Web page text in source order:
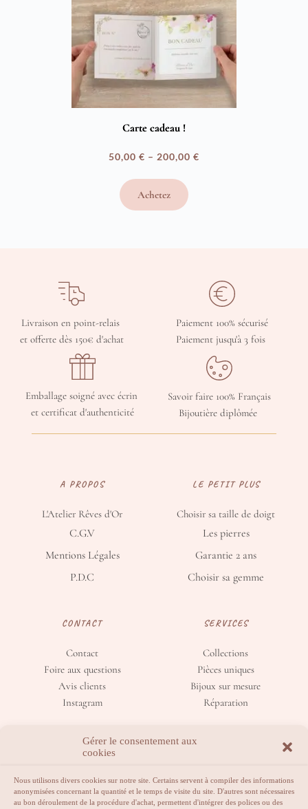
Gérer le consentement aux
cookies
Nous utilisons divers cookies sur notre site. Certains servent à compiler des informations
anonymisées concernant la quantité et le temps de visite du site. D'autres sont nécessaires
au bon déroulement de la procédure d'achat, permettent d'intégrer des polices ou des
Carte cadeau !
50,00 € – 200,00 €
Plage
prix :
Achetez
Livraison en point-relais
et offerte dès 150€ d'achat
Paiement 100% sécurisé
Paiement jusqu'à 3 fois
Emballage soigné avec écrin
et certificat d'authenticité
Savoir faire 100% Français
Bijoutière diplômée
A PROPOS
L'Atelier Rêves d'Or
C.G.V
Mentions Légales
P.D.C
LE PETIT PLUS
Choisir sa taille de doigt
Les pierres
Garantie 2 ans
Choisir sa gemme
CONTACT
Contact
Foire aux questions
Avis clients
Instagram
SERVICES
Collections
Pièces uniques
Bijoux sur mesure
Réparation